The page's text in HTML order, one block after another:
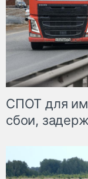
СПОТ для
сбои,